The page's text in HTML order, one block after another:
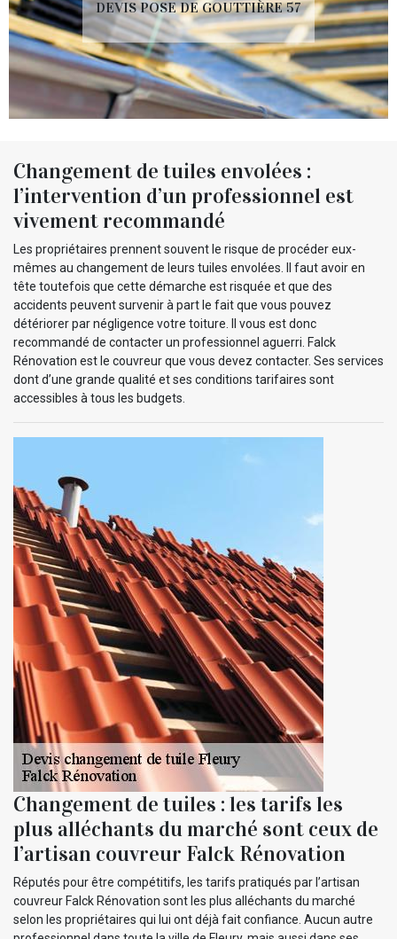
DEVIS POSE DE GOUTTIÈRE 57
Changement de tuiles envolées :
l’intervention d’un professionnel est
vivement recommandé
Les propriétaires prennent souvent le risque de procéder eux-
mêmes au changement de leurs tuiles envolées. Il faut avoir en
tête toutefois que cette démarche est risquée et que des
accidents peuvent survenir à part le fait que vous pouvez
détériorer par négligence votre toiture. Il vous est donc
recommandé de contacter un professionnel aguerri. Falck
Rénovation est le couvreur que vous devez contacter. Ses services
dont d’une grande qualité et ses conditions tarifaires sont
accessibles à tous les budgets.
Changement de tuiles : les tarifs les
plus alléchants du marché sont ceux de
l’artisan couvreur Falck Rénovation
Réputés pour être compétitifs, les tarifs pratiqués par l’artisan
couvreur Falck Rénovation sont les plus alléchants du marché
selon les propriétaires qui lui ont déjà fait confiance. Aucun autre